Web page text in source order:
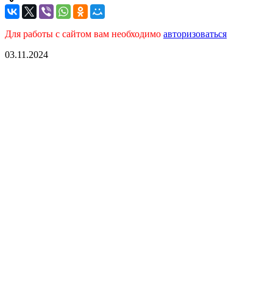
Для работы с сайтом вам необходимо авторизоваться
03.11.2024